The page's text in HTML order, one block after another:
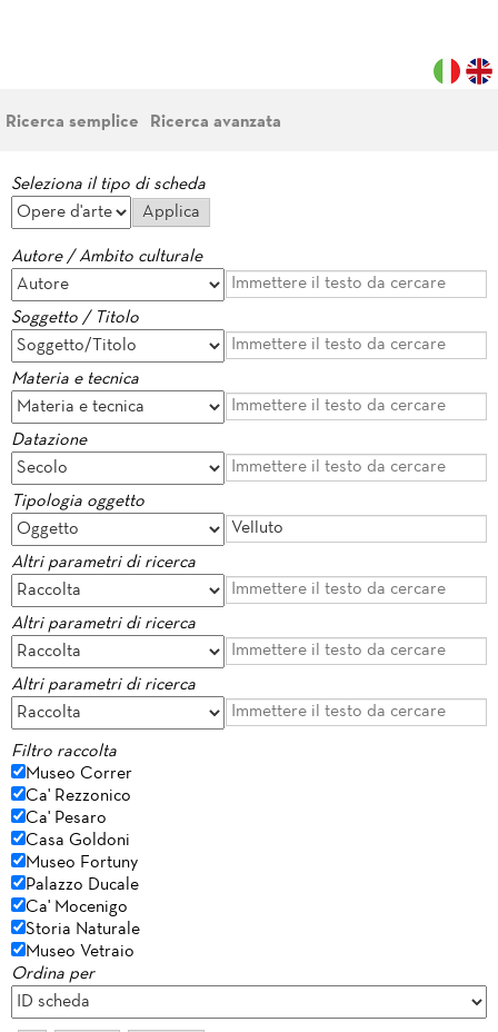
Ricerca semplice Ricerca avanzata
Seleziona il tipo di scheda
Autore / Ambito culturale
Soggetto / Titolo
Materia e tecnica
Datazione
Tipologia oggetto
Altri parametri di ricerca
Altri parametri di ricerca
Altri parametri di ricerca
Filtro raccolta
Museo Correr
Ca' Rezzonico
Ca' Pesaro
Casa Goldoni
Museo Fortuny
Palazzo Ducale
Ca' Mocenigo
Storia Naturale
Museo Vetraio
Ordina per